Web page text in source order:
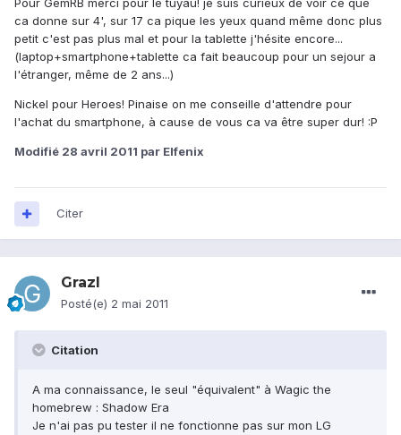
Pour GemRB merci pour le tuyau! je suis curieux de voir ce que
ca donne sur 4', sur 17 ca pique les yeux quand même donc plus
petit c'est pas plus mal et pour la tablette j'hésite encore...
(laptop+smartphone+tablette ca fait beaucoup pour un sejour a
l'étranger, même de 2 ans...)
Nickel pour Heroes! Pinaise on me conseille d'attendre pour
l'achat du smartphone, à cause de vous ca va être super dur! :P
Modifié 28 avril 2011 par Elfenix
Citer
Grazl
Posté(e) 2 mai 2011
Citation
A ma connaissance, le seul "équivalent" à Wagic the
homebrew : Shadow Era
Je n'ai pas pu tester il ne fonctionne pas sur mon LG